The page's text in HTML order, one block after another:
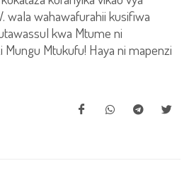
wala wahawafurahii kusifiwa
kwa Mtume ni
Mtukufu! Haya ni mapenzi